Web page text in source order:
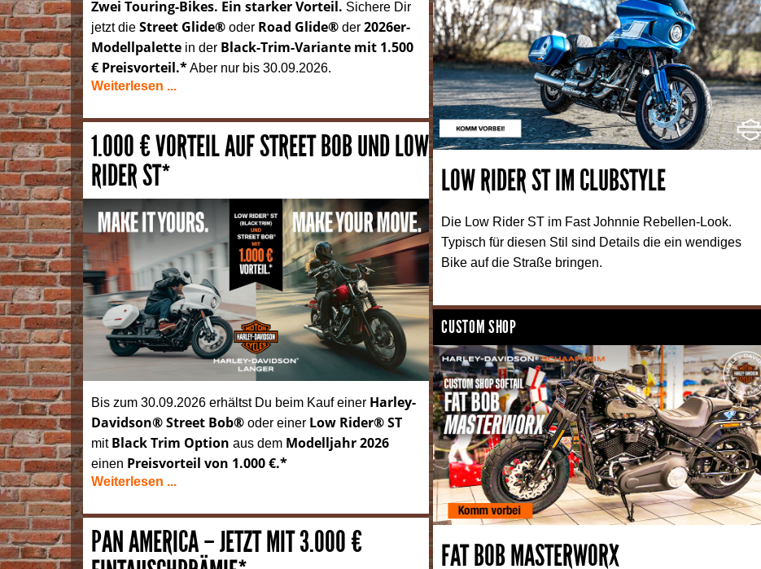
Zwei Touring-Bikes. Ein starker Vorteil. Sichere Dir
jetzt die Street Glide® oder Road Glide® der 2026er-
Modellpalette in der Black-Trim-Variante mit 1.500
€ Preisvorteil.*Aber nur bis 30.09.2026.
Weiterlesen ...
1.000 € VORTEIL AUF STREET BOB UND LOW
RIDER ST*
Bis zum 30.09.2026 erhältst Du beim Kauf einer Harley-
Davidson® Street Bob® oder einer Low Rider® ST
mit Black Trim Option aus dem Modelljahr 2026
einen Preisvorteil von 1.000 €.*
Weiterlesen ...
PAN AMERICA – JETZT MIT 3.000 €
LOW RIDER ST IM CLUBSTYLE
Die Low Rider ST im Fast Johnnie Rebellen-Look.
Typisch für diesen Stil sind Details die ein wendiges
Bike auf die Straße bringen.
CUSTOM SHOP
FAT BOB MASTERWORX